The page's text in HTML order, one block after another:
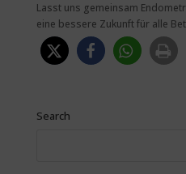
Lasst uns gemeinsam
eine bessere Zukunft für alle
Search